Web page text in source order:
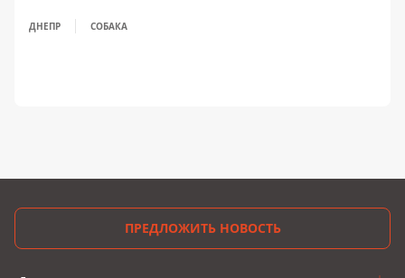
ДНЕПР СОБАКА
ПРЕДЛОЖИТЬ НОВОСТЬ